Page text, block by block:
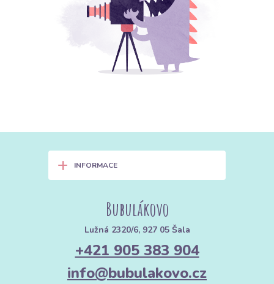
+ INFORMACE
Bubulákovo
Lužná 2320/6, 927 05 Šala
+421 905 383 904
info@bubulakovo.cz